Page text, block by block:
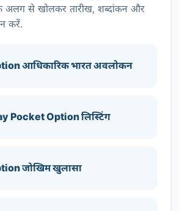
अलग से खोलकर तारीख, शब्दांकन और
करें.
आधिकारिक भारत अवलोकन
Pocket Option लिस्टिंग
जोखिम खुलासा